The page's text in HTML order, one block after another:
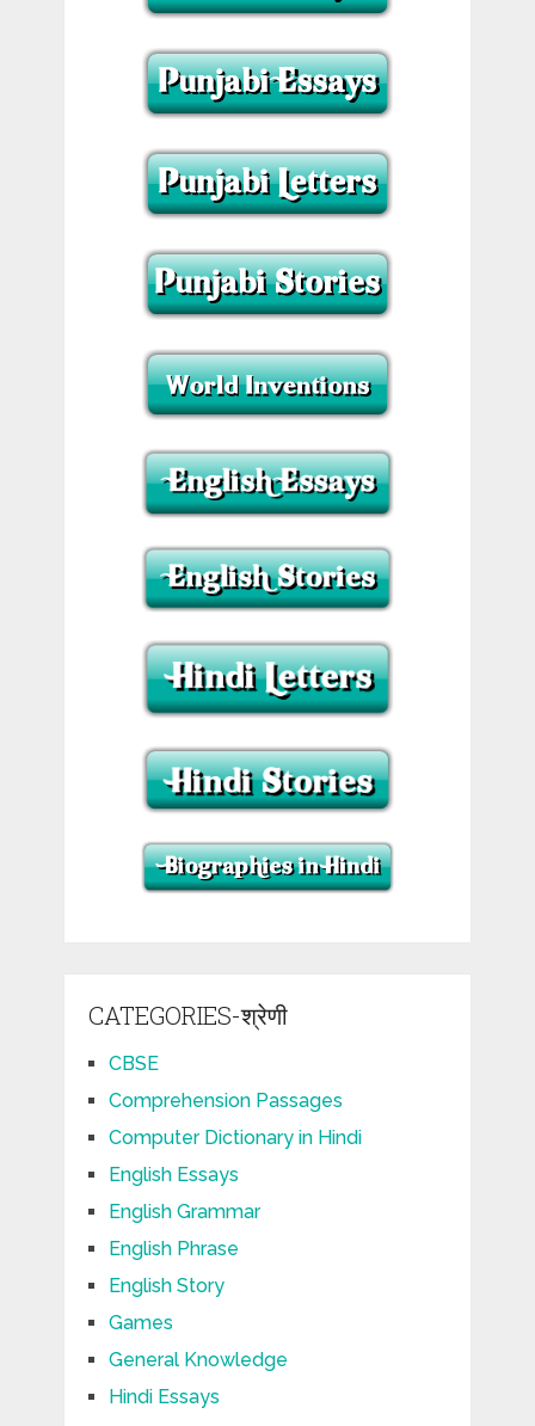
CATEGORIES-श्रेणी
CBSE
Comprehension Passages
Computer Dictionary in Hindi
English Essays
English Grammar
English Phrase
English Story
Games
General Knowledge
Hindi Essays